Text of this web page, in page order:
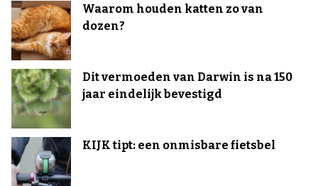
Waarom houden katten zo van
dozen?
Dit vermoeden van Darwin is na 150
jaar eindelijk bevestigd
KIJK tipt: een onmisbare fietsbel